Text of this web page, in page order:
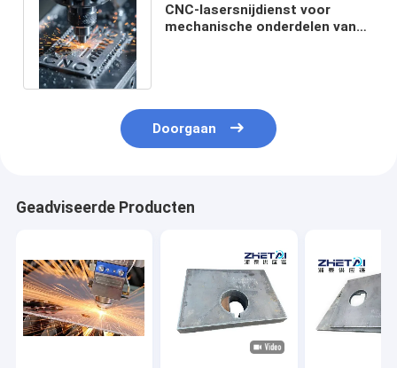
CNC-lasersnijdienst voor
mechanische onderdelen van
Doorgaan
Geadviseerde Producten